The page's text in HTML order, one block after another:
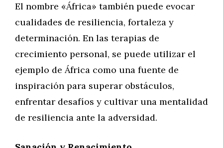
El nombre «África» también puede evocar
cualidades de resiliencia, fortaleza y
determinación. En las terapias de
crecimiento personal, se puede utilizar el
ejemplo de África como una fuente de
inspiración para superar obstáculos,
enfrentar desafíos y cultivar una mentalidad
de resiliencia ante la adversidad.